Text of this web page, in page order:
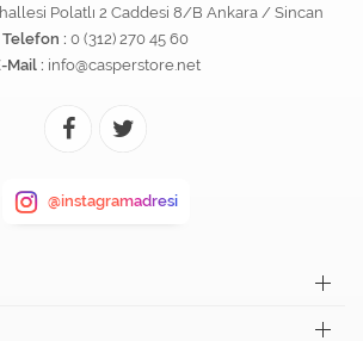
Polatlı 2 Caddesi 8/B Ankara / Sincan
Telefon : 0 (312) 270 45 60
Mail : info@casperstore.net
@instagramadresi